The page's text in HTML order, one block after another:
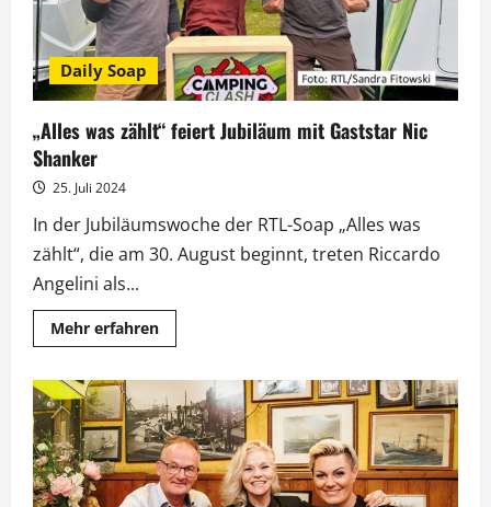
Daily Soap
„Alles was zählt“ feiert Jubiläum mit Gaststar Nic
Shanker
25. Juli 2024
In der Jubiläumswoche der RTL-Soap „Alles was
zählt“, die am 30. August beginnt, treten Riccardo
Angelini als...
Mehr erfahrenMehr
Informationen
was
zählt“
feiert
Jubiläum
mit
Gaststar
Nic
Shanker